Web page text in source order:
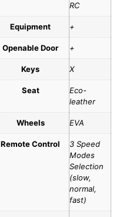
RC
Equipment +
Openable Door +
Keys X
Seat
Eco-
leather
Wheels EVA
Remote Control
3 Speed
Modes
Selection
(slow,
normal,
fast)